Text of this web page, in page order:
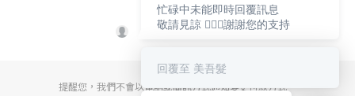
提醒您，我們不會以電話或簡訊方式通知變更付款方式。
忙碌中未能即時回覆訊息
敬請見諒 🙇🏻‍♀️謝謝您的支持
回覆至 美吾髮